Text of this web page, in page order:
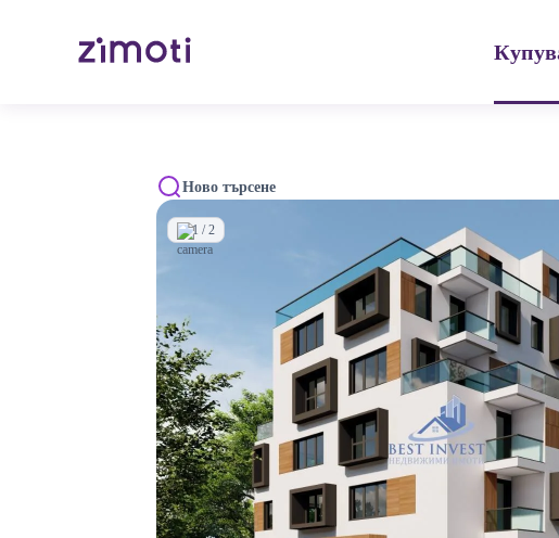
Ново търсене
1 / 2